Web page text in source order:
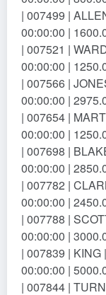
| 007499 |
00:00:00 |
| 007521 |
00:00:00 |
| 007566 |
00:00:00 |
| 007654 |
00:00:00 |
| 007698 |
00:00:00 |
| 007782 |
00:00:00 |
| 007788 |
00:00:00 |
| 007839 |
00:00:00 |
| 007844 |